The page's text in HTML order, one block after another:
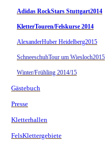
Adidas RockStars Stuttgart2014
KletterTouren/Felskurse 2014
AlexanderHuber Heidelberg2015
SchneeschuhTour um Wiesloch2015
Winter/Frühling 2014/15
Gästebuch
Presse
Kletterhallen
FelsKlettergebiete